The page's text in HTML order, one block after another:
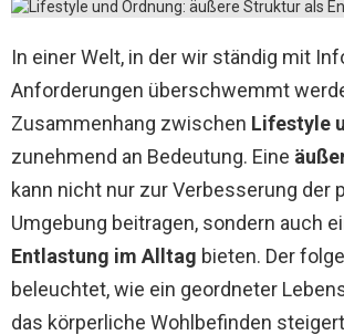
In einer Welt, in der wir ständig mit
Anforderungen überschwemmt
Zusammenhang zwischen Lifestyle
zunehmend an Bedeutung. Eine
kann nicht nur zur Verbesserung der
Umgebung beitragen, sondern auch
Entlastung im Alltag bieten. Der
beleuchtet, wie ein geordneter
das körperliche Wohlbefinden